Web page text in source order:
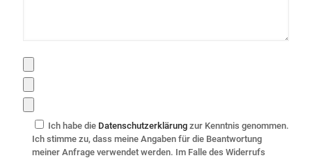
Ich habe die Datenschutzerklärung zur Kenntnis genommen.
Ich stimme zu, dass meine Angaben für die Beantwortung
meiner Anfrage verwendet werden. Im Falle des Widerrufs